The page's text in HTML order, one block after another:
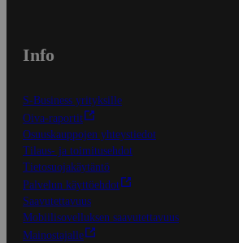
Info
S-Business yrityksille
Oiva-raportit
Osuuskauppojen yhteystiedot
Tilaus- ja toimitusehdot
Tietosuojakäytäntö
Palvelun käyttöehdot
Saavutettavuus
Mobiilisovelluksen saavutettavuus
Mainostajalle